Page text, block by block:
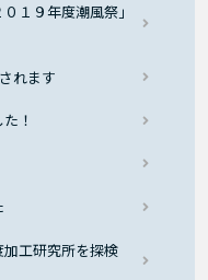
１９年度潮風祭」
れます
！
工研究所を探検